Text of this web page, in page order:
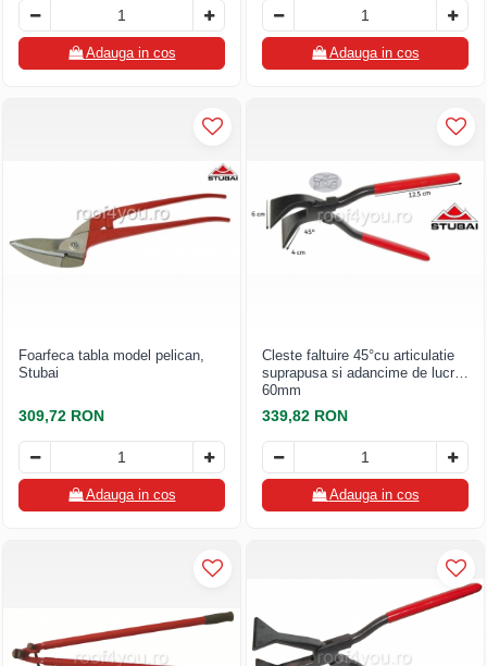
Adauga in cos Adauga in cos
Foarfeca tabla model pelican,
Stubai
309,72 RON
Adauga in cos
Cleste faltuire 45°cu articulatie
suprapusa si adancime de lucru
60mm
339,82 RON
Adauga in cos